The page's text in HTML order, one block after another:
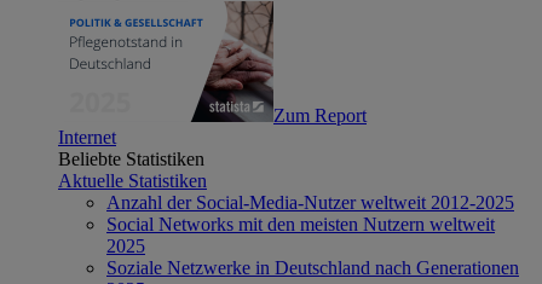
Zum Report
Internet
Beliebte Statistiken
Aktuelle Statistiken
Anzahl der Social-Media-Nutzer weltweit 2012-2025
Social Networks mit den meisten Nutzern weltweit
2025
Soziale Netzwerke in Deutschland nach Generationen